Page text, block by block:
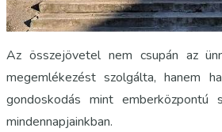
Az összejövetel nem csupán az
megemlékezést szolgálta, hanem
gondoskodás mint emberközpontú
mindennapjainkban.